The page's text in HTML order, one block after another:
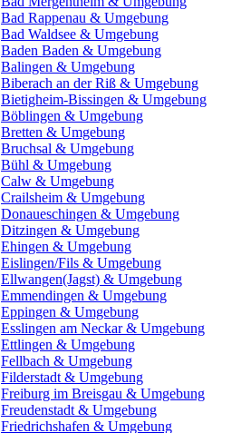
Bad Rappenau & Umgebung
Bad Waldsee & Umgebung
Baden Baden & Umgebung
Balingen & Umgebung
Biberach an der Riß & Umgebung
Bietigheim-Bissingen & Umgebung
Böblingen & Umgebung
Bretten & Umgebung
Bruchsal & Umgebung
Bühl & Umgebung
Calw & Umgebung
Crailsheim & Umgebung
Donaueschingen & Umgebung
Ditzingen & Umgebung
Ehingen & Umgebung
Eislingen/Fils & Umgebung
Ellwangen(Jagst) & Umgebung
Emmendingen & Umgebung
Eppingen & Umgebung
Esslingen am Neckar & Umgebung
Ettlingen & Umgebung
Fellbach & Umgebung
Filderstadt & Umgebung
Freiburg im Breisgau & Umgebung
Freudenstadt & Umgebung
Friedrichshafen & Umgebung